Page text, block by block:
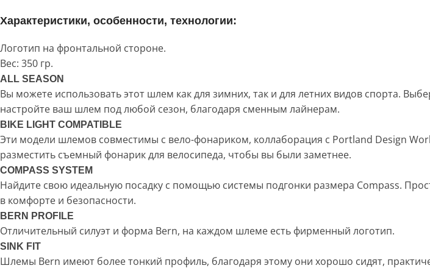
Характеристики, особенности, технологии:
Логотип на фронтальной стороне.
Вес: 350 гр.
ALL SEASON
Вы можете использовать этот шлем как для зимних, так и для летних видов спорта.
настройте ваш шлем под любой сезон, благодаря сменным лайнерам.
BIKE LIGHT COMPATIBLE
Эти модели шлемов совместимы с вело-фонариком, коллаборация с Portland Design
разместить съемный фонарик для велосипеда, чтобы вы были заметнее.
COMPASS SYSTEM
Найдите свою идеальную посадку с помощью системы подгонки размера Compass.
в комфорте и безопасности.
BERN PROFILE
Отличительный силуэт и форма Bern, на каждом шлеме есть фирменный логотип.
SINK FIT
Шлемы Bern имеют более тонкий профиль, благодаря этому они хорошо сидят,